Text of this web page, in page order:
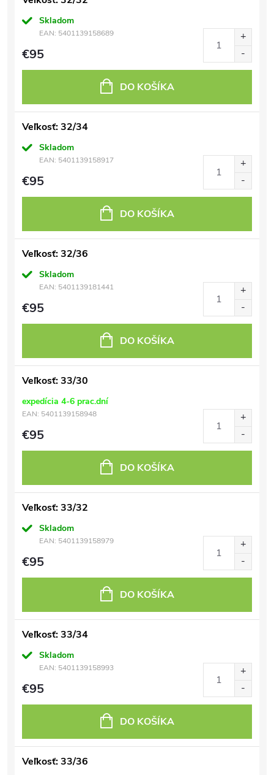
Skladom
EAN: 5401139158689
€95
DO KOŠÍKA
Veľkosť: 32/34
Skladom
EAN: 5401139158917
€95
DO KOŠÍKA
Veľkosť: 32/36
Skladom
EAN: 5401139181441
€95
DO KOŠÍKA
Veľkosť: 33/30
expedícia 4-6 prac.dní
EAN: 5401139158948
€95
DO KOŠÍKA
Veľkosť: 33/32
Skladom
EAN: 5401139158979
€95
DO KOŠÍKA
Veľkosť: 33/34
Skladom
EAN: 5401139158993
€95
DO KOŠÍKA
Veľkosť: 33/36